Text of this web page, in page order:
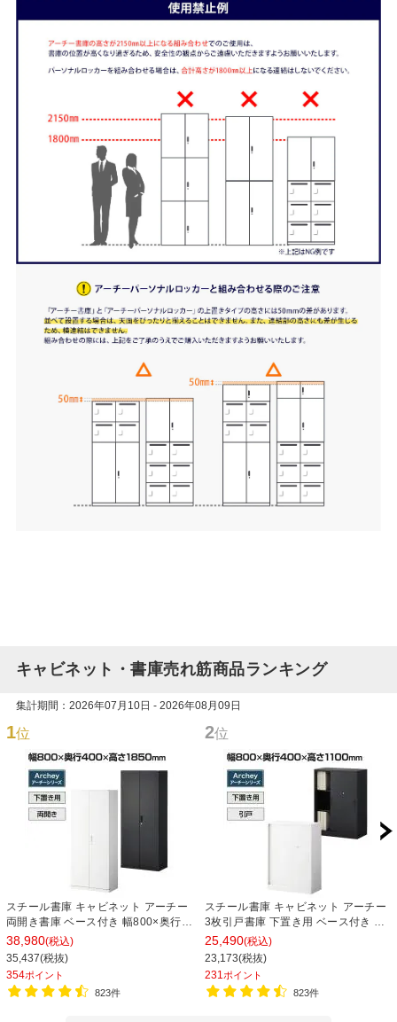
キャビネット・書庫売れ筋商品ランキング
集計期間：2026年07月10日 - 2026年08月09日
1位
スチール書庫 キャビネット アーチー
両開き書庫 ベース付き 幅800×奥行
400×高さ1850mm
38,980(税込)
35,437(税抜)
354ポイント
823件
2位
スチール書庫 キャビネット アーチー
3枚引戸書庫 下置き用 ベース付き 幅
800×奥行400×高さ1100mm
25,490(税込)
23,173(税抜)
231ポイント
823件